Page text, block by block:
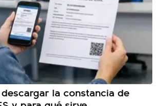
la constancia de